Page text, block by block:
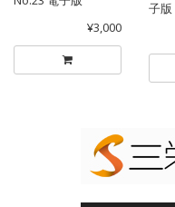
¥3,000
子版